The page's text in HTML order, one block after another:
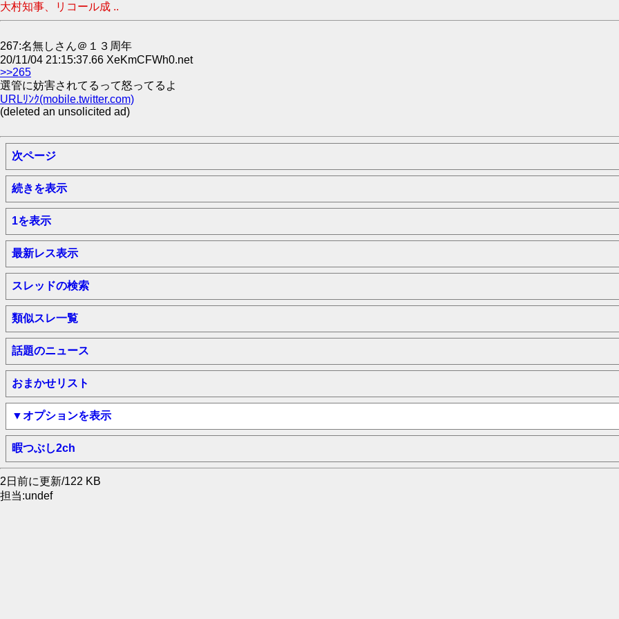
大村知事、リコール成 ..
267:名無しさん＠１３周年
20/11/04 21:15:37.66 XeKmCFWh0.net
>>265
選管に妨害されてるって怒ってるよ
URLﾘﾝｸ(mobile.twitter.com)
(deleted an unsolicited ad)
次ページ
続きを表示
1を表示
最新レス表示
スレッドの検索
類似スレ一覧
話題のニュース
おまかせリスト
▼オプションを表示
暇つぶし2ch
2日前に更新/122 KB
担当:undef